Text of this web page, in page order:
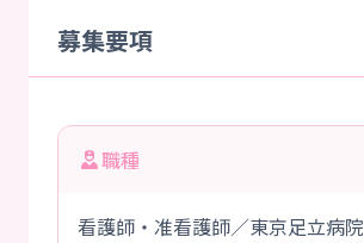
募集要項
職種
看護師・准看護師／東京足立病院